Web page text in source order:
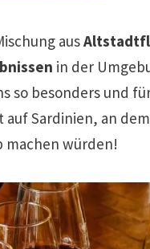
aus
in der
so besonders und
auf Sardinien, an
machen würden!